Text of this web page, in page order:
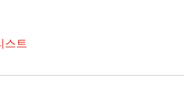
스트